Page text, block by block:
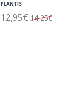
PLANTIS
12,95€ 14,25€